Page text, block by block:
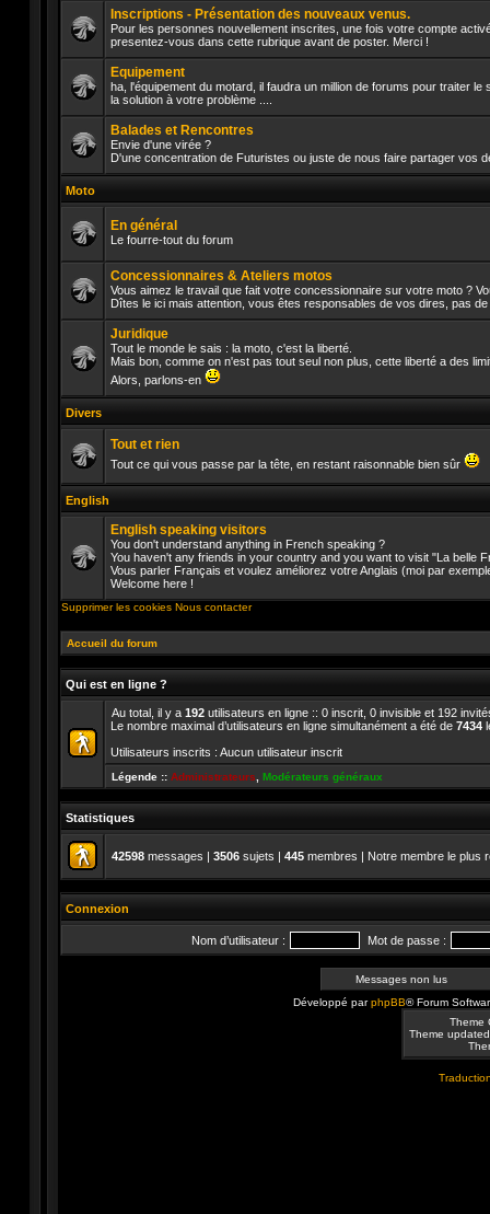
Aucun
message
non
Inscriptions - Présentation des nouveaux venus.
Pour les personnes nouvellement inscrites, une fois votre compte
presentez-vous dans cette rubrique avant de poster. Merci !
Aucun
message
non
Equipement
ha, l'équipement du motard, il faudra un million de forums pour traiter le
la solution à votre problème ....
Aucun
message
lu
Balades et Rencontres
Envie d'une virée ?
D'une concentration de Futuristes ou juste de nous faire partager vos
Moto
message
non
En général
Le fourre-tout du forum
Aucun
message
non
Concessionnaires & Ateliers motos
Vous aimez le travail que fait votre concessionnaire sur votre moto ?
Dîtes le ici mais attention, vous êtes responsables de vos dires, pas
Aucun
lu
Juridique
Tout le monde le sais : la moto, c'est la liberté.
Mais bon, comme on n'est pas tout seul non plus, cette liberté a des
Alors, parlons-en
Divers
message
non
lu
Tout et rien
Tout ce qui vous passe par la tête, en restant raisonnable bien sûr
English
Aucun
message
non
lu
English speaking visitors
You don't understand anything in French speaking ?
You haven't any friends in your country and you want to visit "La belle
Vous parler Français et voulez améliorez votre Anglais (moi par
Welcome here !
Supprimer les cookies Nous contacter
Accueil du forum
Qui est en ligne ?
Au total, il y a 192 utilisateurs en ligne :: 0 inscrit, 0 invisible et 192
Le nombre maximal d’utilisateurs en ligne simultanément a été de 7434
Utilisateurs inscrits : Aucun utilisateur inscrit
Légende :: Administrateurs Modérateurs généraux
Statistiques
42598 messages | 3506 sujets | 445 membres | Notre membre le plus
Connexion
Nom d’utilisateur : Mot de passe :
Messages non lus
Développé parphpBB® Forum
Theme
Theme